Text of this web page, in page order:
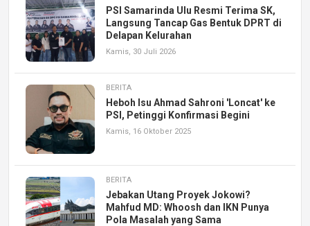
PSI Samarinda Ulu Resmi Terima SK,
Langsung Tancap Gas Bentuk DPRT di
Delapan Kelurahan
Kamis, 30 Juli 2026
BERITA
Heboh Isu Ahmad Sahroni 'Loncat' ke
PSI, Petinggi Konfirmasi Begini
Kamis, 16 Oktober 2025
BERITA
Jebakan Utang Proyek Jokowi?
Mahfud MD: Whoosh dan IKN Punya
Pola Masalah yang Sama